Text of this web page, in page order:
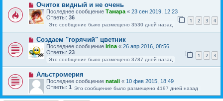
Очиток видный и не очень
Последнее сообщение Тамара « 23 сен 2019, 12:23
Ответы: 36 1 2 3 4
Это сообщение было размещено 3530 дней назад
Создаем "горячий" цветник
Последнее сообщение Irina « 26 апр 2016, 08:56
Ответы: 23 1 2 3
Это сообщение было размещено 3787 дней назад
Альстромерия
Последнее сообщение natali « 10 фев 2015, 18:49
Ответы: 1 Это сообщение было размещено 4197 дней назад